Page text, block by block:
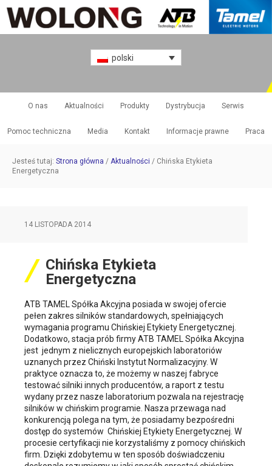
polski
O nas Aktualności Produkty Dystrybucja Serwis
Pomoc techniczna Media Kontakt Informacje prawne Praca
Jesteś tutaj: Strona główna / Aktualności / Chińska Etykieta
Energetyczna
14 LISTOPADA 2014
Chińska Etykieta
Energetyczna
ATB TAMEL Spółka Akcyjna posiada w swojej ofercie
pełen zakres silników standardowych, spełniających
wymagania programu Chińskiej Etykiety Energetycznej.
Dodatkowo, stacja prób firmy ATB TAMEL Spółka Akcyjna
jest jednym z nielicznych europejskich laboratoriów
uznanych przez Chiński Instytut Normalizacyjny. W
praktyce oznacza to, że możemy w naszej fabryce
testować silniki innych producentów, a raport z testu
wydany przez nasze laboratorium pozwala na rejestrację
silników w chińskim programie. Nasza przewaga nad
konkurencją polega na tym, że posiadamy bezpośredni
dostęp do systemów Chińskiej Etykiety Energetycznej. W
procesie certyfikacji nie korzystaliśmy z pomocy chińskich
firm. Dzięki zdobytemu w ten sposób doświadczeniu